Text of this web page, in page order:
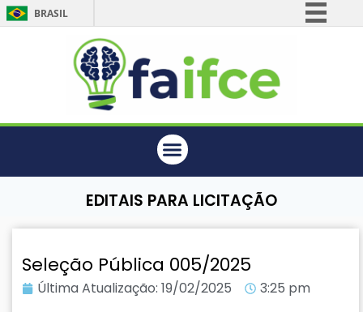
BRASIL
Participe
EDITAIS PARA LICITAÇÃO
Seleção Pública 005/2025
Última Atualização: 19/02/2025 3:25 pm